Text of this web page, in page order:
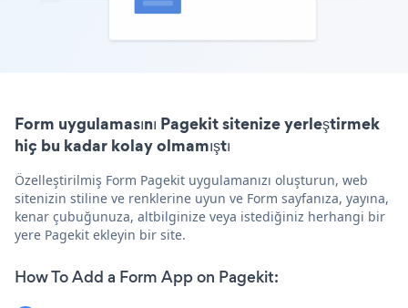
Form uygulamasını Pagekit sitenize yerleştirmek
hiç bu kadar kolay olmamıştı
Özelleştirilmiş Form Pagekit uygulamanızı oluşturun, web
sitenizin stiline ve renklerine uyun ve Form sayfanıza, yayına,
kenar çubuğunuza, altbilginize veya istediğiniz herhangi bir
yere Pagekit ekleyin bir site.
How To Add a Form App on Pagekit: